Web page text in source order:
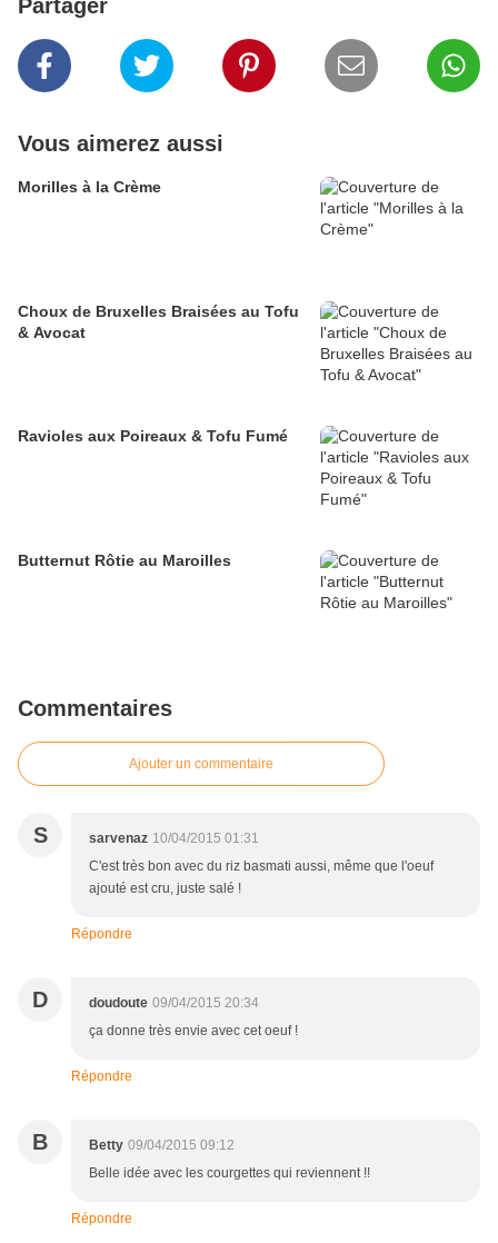
Partager
Vous aimerez aussi
Morilles à la Crème
Choux de Bruxelles Braisées au Tofu
& Avocat
Ravioles aux Poireaux & Tofu Fumé
Butternut Rôtie au Maroilles
Commentaires
Ajouter un commentaire
S sarvenaz 10/04/2015 01:31
C'est très bon avec du riz basmati aussi, même que l'oeuf
ajouté est cru, juste salé !
Répondre
D doudoute 09/04/2015 20:34
ça donne très envie avec cet oeuf !
Répondre
B Betty 09/04/2015 09:12
Belle idée avec les courgettes qui reviennent !!
Répondre